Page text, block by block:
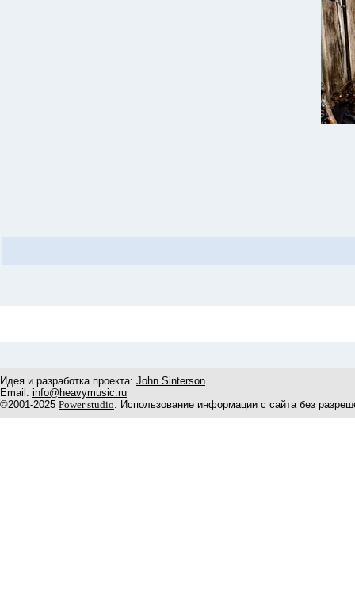
Идея и разработка проекта: John Sinterson
Email: info@heavymusic.ru
©2001-2025 Power studio. Использование информации с сайта без